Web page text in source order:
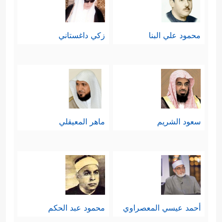
یَشۡهَدُونَ﴾
، نعم، هكذا؛ فالناس لن يسألوا
عن حقيقة هذه الآلهة، وما الذي يرجُونه
نفسها، هذه الأسئلة ليست مُهمَّة لدى
الجماهير الغافلة، وإنَّما المهم معرفة
الجاني وما سيُفعَل به.
هذا الجمهور الأبلَه الغافل لتبدأ هذه
المحاكمة الغريبة
﴿قَالُوۤاْ ءَأَنتَ فَعَلۡتَ هَـٰذَا
بِـَٔالِهَتِنَا یَـٰۤإِبۡرَ ٰ⁠هِیمُ
﴿٦٢﴾
قَالَ بَلۡ فَعَلَهُۥ كَبِیرُهُمۡ هَـٰذَا
محمود علي البنا زكي داغستاني
سعود الشريم ماهر المعيقلي
أحمد عيسي المعصراوي محمود عبد الحكم